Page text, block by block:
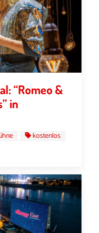
“Romeo &
in
kostenlos